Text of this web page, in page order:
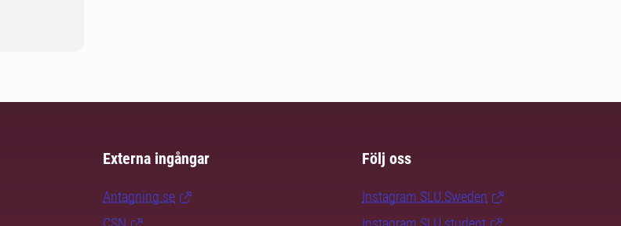
Externa ingångar
Antagning.se
Följ oss
Instagram SLU.Sweden